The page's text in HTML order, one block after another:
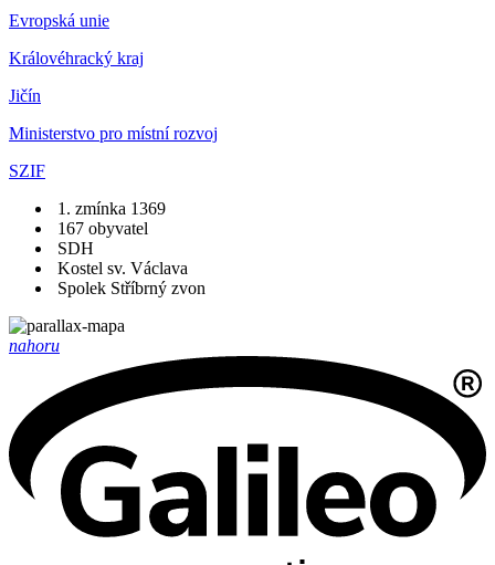
Evropská unie
Královéhracký kraj
Jičín
Ministerstvo pro místní rozvoj
SZIF
1. zmínka 1369
167 obyvatel
SDH
Kostel sv. Václava
Spolek Stříbrný zvon
nahoru